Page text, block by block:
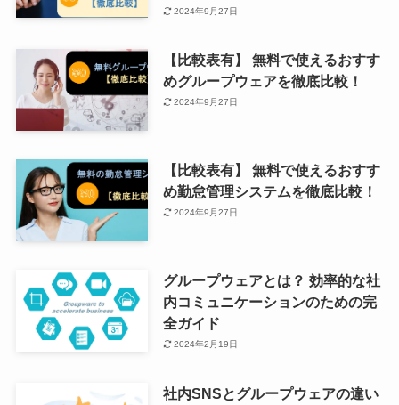
2024年9月27日
【比較表有】 無料で使えるおすす
めグループウェアを徹底比較！
2024年9月27日
【比較表有】 無料で使えるおすす
め勤怠管理システムを徹底比較！
2024年9月27日
グループウェアとは？ 効率的な社
内コミュニケーションのための完
全ガイド
2024年2月19日
社内SNSとグループウェアの違い